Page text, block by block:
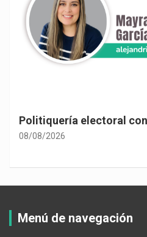
Politiquería electoral
08/08/2026
Menú de navegación